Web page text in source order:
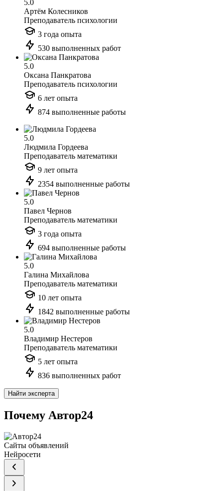
5.0
Артём Колесников
Преподаватель психологии
3 года опыта
530 выполненных работ
5.0
Оксана Панкратова
Преподаватель психологии
6 лет опыта
874 выполненные работы
5.0
Людмила Гордеева
Преподаватель математики
9 лет опыта
2354 выполненные работы
5.0
Павел Чернов
Преподаватель математики
3 года опыта
694 выполненные работы
5.0
Галина Михайлова
Преподаватель математики
10 лет опыта
1842 выполненные работы
5.0
Владимир Нестеров
Преподаватель математики
5 лет опыта
836 выполненных работ
Найти эксперта
Почему Автор24
Сайты объявлений
Нейросети